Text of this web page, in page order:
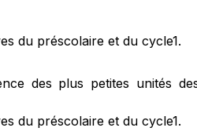
du préscolaire et du cycle1.
des plus petites unités
du préscolaire et du cycle1.